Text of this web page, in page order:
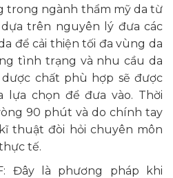
trong ngành thẩm mỹ da từ
trên nguyên lý đưa các
để cải thiện tối đa vùng da
tình trạng và nhu cầu da
dược chất phù hợp sẽ được
lựa chọn để đưa vào. Thời
90 phút và do chính tay
thuật đòi hỏi chuyên môn
tế.
Đây là phương pháp khi